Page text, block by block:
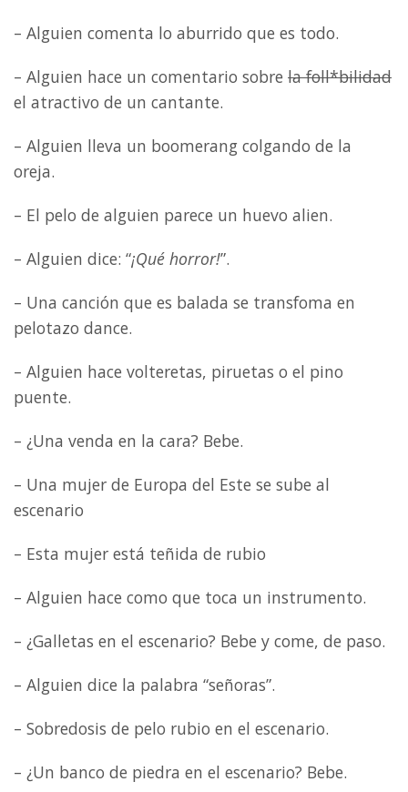
– Alguien comenta lo aburrido que es todo.
– Alguien hace un comentario sobre la foll*bilidad
el atractivo de un cantante.
– Alguien lleva un boomerang colgando de la
oreja.
– El pelo de alguien parece un huevo alien.
– Alguien dice: “¡Qué horror!”.
– Una canción que es balada se transfoma en
pelotazo dance.
– Alguien hace volteretas, piruetas o el pino
puente.
– ¿Una venda en la cara? Bebe.
– Una mujer de Europa del Este se sube al
escenario
– Esta mujer está teñida de rubio
– Alguien hace como que toca un instrumento.
– ¿Galletas en el escenario? Bebe y come, de paso.
– Alguien dice la palabra “señoras”.
– Sobredosis de pelo rubio en el escenario.
– ¿Un banco de piedra en el escenario? Bebe.